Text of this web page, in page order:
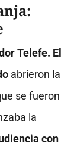
Telefe. El
abrieron la
se fueron
la
con